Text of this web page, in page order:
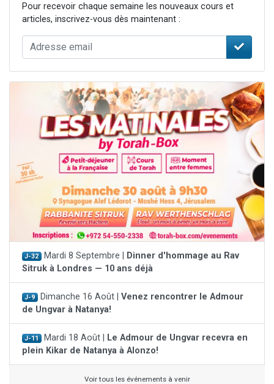
Pour recevoir chaque semaine les nouveaux cours et
articles, inscrivez-vous dès maintenant :
J-32 Mardi 8 Septembre |
Dinner d'hommage au Rav
Sitruk à Londres — 10 ans déjà
J-9 Dimanche 16 Août | Venez rencontrer le Admour
de Ungvar à Natanya!
J-11 Mardi 18 Août |
Le Admour de Ungvar recevra en
plein Kikar de Natanya à Alonzo!
Voir tous les événements à venir